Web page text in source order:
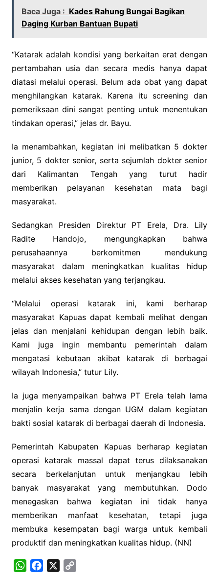
Baca Juga : Kades Rahung Bungai Bagikan
Daging Kurban Bantuan Bupati
“Katarak adalah kondisi yang berkaitan erat dengan
pertambahan usia dan secara medis hanya dapat
diatasi melalui operasi. Belum ada obat yang dapat
menghilangkan katarak. Karena itu screening dan
pemeriksaan dini sangat penting untuk menentukan
tindakan operasi,” jelas dr. Bayu.
Ia menambahkan, kegiatan ini melibatkan 5 dokter
junior, 5 dokter senior, serta sejumlah dokter senior
dari Kalimantan Tengah yang turut hadir
memberikan pelayanan kesehatan mata bagi
masyarakat.
Sedangkan Presiden Direktur PT Erela, Dra. Lily
Radite Handojo, mengungkapkan bahwa
perusahaannya berkomitmen mendukung
masyarakat dalam meningkatkan kualitas hidup
melalui akses kesehatan yang terjangkau.
“Melalui operasi katarak ini, kami berharap
masyarakat Kapuas dapat kembali melihat dengan
jelas dan menjalani kehidupan dengan lebih baik.
Kami juga ingin membantu pemerintah dalam
mengatasi kebutaan akibat katarak di berbagai
wilayah Indonesia,” tutur Lily.
Ia juga menyampaikan bahwa PT Erela telah lama
menjalin kerja sama dengan UGM dalam kegiatan
bakti sosial katarak di berbagai daerah di Indonesia.
Pemerintah Kabupaten Kapuas berharap kegiatan
operasi katarak massal dapat terus dilaksanakan
secara berkelanjutan untuk menjangkau lebih
banyak masyarakat yang membutuhkan. Dodo
menegaskan bahwa kegiatan ini tidak hanya
memberikan manfaat kesehatan, tetapi juga
membuka kesempatan bagi warga untuk kembali
produktif dan meningkatkan kualitas hidup. (NN)
W